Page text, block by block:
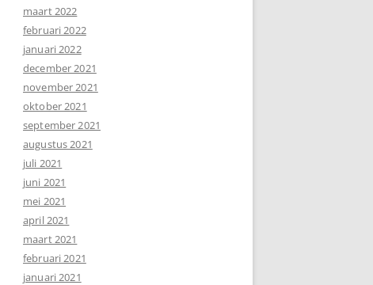
maart 2022
februari 2022
januari 2022
december 2021
november 2021
oktober 2021
september 2021
augustus 2021
juli 2021
juni 2021
mei 2021
april 2021
maart 2021
februari 2021
januari 2021